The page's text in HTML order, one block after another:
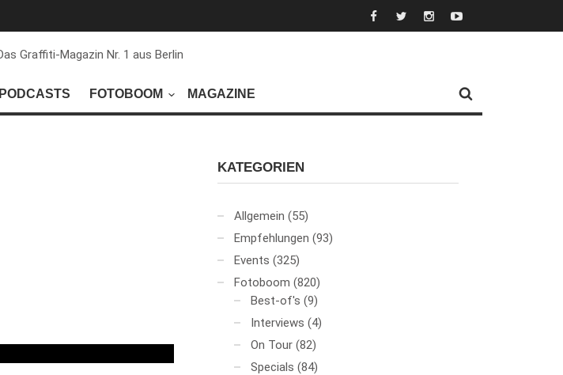
PODCASTS FOTOBOOM MAGAZINE
KATEGORIEN
Allgemein (55)
Empfehlungen (93)
Events (325)
Fotoboom (820)
Best-of's (9)
Interviews (4)
On Tour (82)
Specials (84)